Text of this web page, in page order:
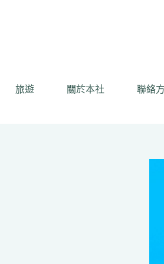
旅遊 關於本社 聯絡